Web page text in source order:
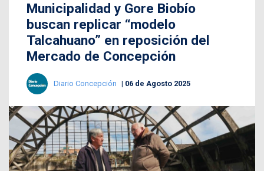
Municipalidad y Gore Biobío
buscan replicar “modelo
Talcahuano” en reposición del
Mercado de Concepción
Diario Concepción 06 de Agosto 2025